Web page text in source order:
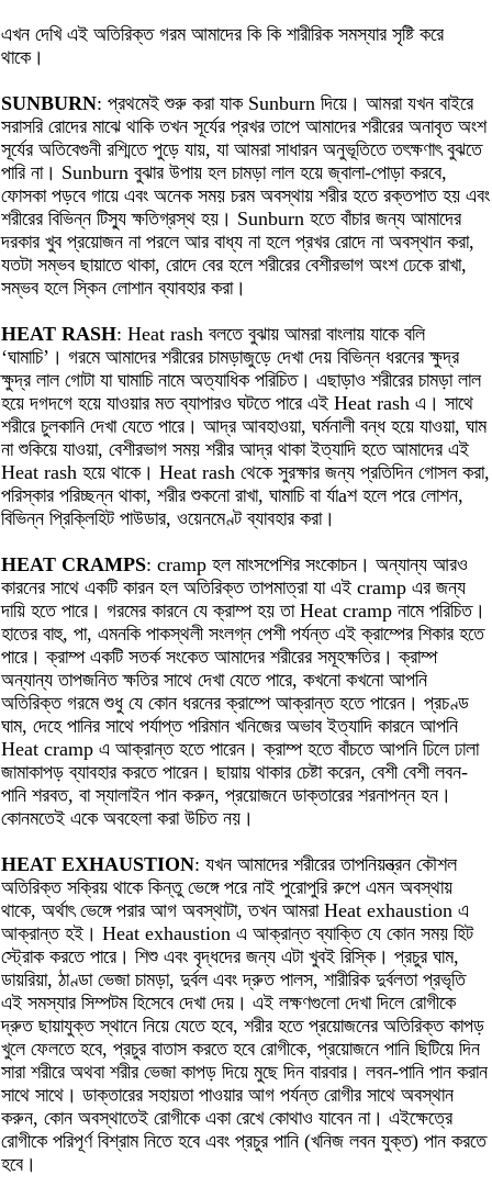
এখন দেখি এই অতিরিক্ত গরম আমাদের কি কি শারীরিক সমস্যার সৃষ্টি করে
থাকে।
SUNBURN: প্রথমেই শুরু করা যাক Sunburn দিয়ে। আমরা যখন বাইরে
সরাসরি রোদের মাঝে থাকি তখন সূর্যের প্রখর তাপে আমাদের শরীরের অনাবৃত অংশ
সূর্যের অতিবেগুনী রশ্মিতে পুড়ে যায়, যা আমরা সাধারন অনুভূতিতে তৎক্ষণাৎ বুঝতে
পারি না। Sunburn বুঝার উপায় হল চামড়া লাল হয়ে জ্বালা-পোড়া করবে,
ফোসকা পড়বে গায়ে এবং অনেক সময় চরম অবস্থায় শরীর হতে রক্তপাত হয় এবং
শরীরের বিভিন্ন টিস্যু ক্ষতিগ্রস্থ হয়। Sunburn হতে বাঁচার জন্য আমাদের
দরকার খুব প্রয়োজন না পরলে আর বাধ্য না হলে প্রখর রোদে না অবস্থান করা,
যতটা সম্ভব ছায়াতে থাকা, রোদে বের হলে শরীরের বেশীরভাগ অংশ ঢেকে রাখা,
সম্ভব হলে স্কিন লোশান ব্যাবহার করা।
HEAT RASH: Heat rash বলতে বুঝায় আমরা বাংলায় যাকে বলি
‘ঘামাচি’। গরমে আমাদের শরীরের চামড়াজুড়ে দেখা দেয় বিভিন্ন ধরনের ক্ষুদ্র
ক্ষুদ্র লাল গোটা যা ঘামাচি নামে অত্যাধিক পরিচিত। এছাড়াও শরীরের চামড়া লাল
হয়ে দগদগে হয়ে যাওয়ার মত ব্যাপারও ঘটতে পারে এই Heat rash এ। সাথে
শরীরে চুলকানি দেখা যেতে পারে। আদ্র আবহাওয়া, ঘর্মনালী বন্ধ হয়ে যাওয়া, ঘাম
না শুকিয়ে যাওয়া, বেশীরভাগ সময় শরীর আদ্র থাকা ইত্যাদি হতে আমাদের এই
Heat rash হয়ে থাকে। Heat rash থেকে সুরক্ষার জন্য প্রতিদিন গোসল করা,
পরিস্কার পরিচ্ছন্ন থাকা, শরীর শুকনো রাখা, ঘামাচি বা র্যাaশ হলে পরে লোশন,
বিভিন্ন প্রিক্লিহিট পাউডার, ওয়েনমেণ্ট ব্যাবহার করা।
HEAT CRAMPS: cramp হল মাংসপেশির সংকোচন। অন্যান্য আরও
কারনের সাথে একটি কারন হল অতিরিক্ত তাপমাত্রা যা এই cramp এর জন্য
দায়ি হতে পারে। গরমের কারনে যে ক্রাম্প হয় তা Heat cramp নামে পরিচিত।
হাতের বাহু, পা, এমনকি পাকস্থলী সংলগ্ন পেশী পর্যন্ত এই ক্রাম্পের শিকার হতে
পারে। ক্রাম্প একটি সতর্ক সংকেত আমাদের শরীরের সমূহক্ষতির। ক্রাম্প
অন্যান্য তাপজনিত ক্ষতির সাথে দেখা যেতে পারে, কখনো কখনো আপনি
অতিরিক্ত গরমে শুধু যে কোন ধরনের ক্রাম্পে আক্রান্ত হতে পারেন। প্রচণ্ড
ঘাম, দেহে পানির সাথে পর্যাপ্ত পরিমান খনিজের অভাব ইত্যাদি কারনে আপনি
Heat cramp এ আক্রান্ত হতে পারেন। ক্রাম্প হতে বাঁচতে আপনি ঢিলে ঢালা
জামাকাপড় ব্যাবহার করতে পারেন। ছায়ায় থাকার চেষ্টা করেন, বেশী বেশী লবন-
পানি শরবত, বা স্যালাইন পান করুন, প্রয়োজনে ডাক্তারের শরনাপন্ন হন।
কোনমতেই একে অবহেলা করা উচিত নয়।
HEAT EXHAUSTION: যখন আমাদের শরীরের তাপনিয়ন্ত্রন কৌশল
অতিরিক্ত সক্রিয় থাকে কিন্তু ভেঙ্গে পরে নাই পুরোপুরি রুপে এমন অবস্থায়
থাকে, অর্থাৎ ভেঙ্গে পরার আগ অবস্থাটা, তখন আমরা Heat exhaustion এ
আক্রান্ত হই। Heat exhaustion এ আক্রান্ত ব্যাক্তি যে কোন সময় হিট
স্ট্রোক করতে পারে। শিশু এবং বৃদ্ধদের জন্য এটা খুবই রিস্কি। প্রচুর ঘাম,
ডায়রিয়া, ঠাণ্ডা ভেজা চামড়া, দুর্বল এবং দ্রুত পালস, শারীরিক দুর্বলতা প্রভৃতি
এই সমস্যার সিম্পটম হিসেবে দেখা দেয়। এই লক্ষণগুলো দেখা দিলে রোগীকে
দ্রুত ছায়াযুক্ত স্থানে নিয়ে যেতে হবে, শরীর হতে প্রয়োজনের অতিরিক্ত কাপড়
খুলে ফেলতে হবে, প্রচুর বাতাস করতে হবে রোগীকে, প্রয়োজনে পানি ছিটিয়ে দিন
সারা শরীরে অথবা শরীর ভেজা কাপড় দিয়ে মুছে দিন বারবার। লবন-পানি পান করান
সাথে সাথে। ডাক্তারের সহায়তা পাওয়ার আগ পর্যন্ত রোগীর সাথে অবস্থান
করুন, কোন অবস্থাতেই রোগীকে একা রেখে কোথাও যাবেন না। এইক্ষেত্রে
রোগীকে পরিপূর্ণ বিশ্রাম নিতে হবে এবং প্রচুর পানি (খনিজ লবন যুক্ত) পান করতে
হবে।